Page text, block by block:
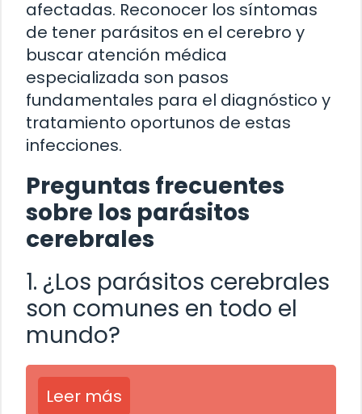
afectadas. Reconocer los síntomas
de tener parásitos en el cerebro y
buscar atención médica
especializada son pasos
fundamentales para el diagnóstico y
tratamiento oportunos de estas
infecciones.
Preguntas frecuentes
sobre los parásitos
cerebrales
1. ¿Los parásitos cerebrales
son comunes en todo el
mundo?
Leer más